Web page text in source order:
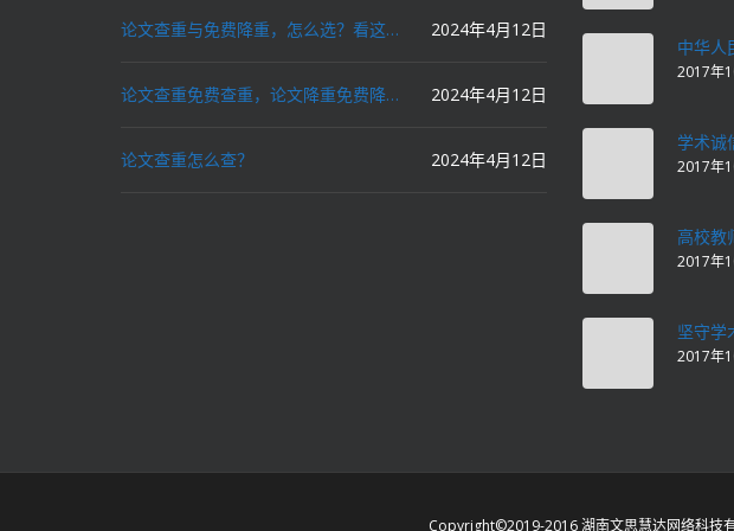
论文查重与免费降重，怎么选？看这里就对了！ 2024年4月12日
论文查重免费查重，论文降重免费降重，机器降重，人工降重，降低AIGC写作率，ai写论文，都要选论文狗和paperdog以及文思慧达！ 2024年4月12日
论文查重怎么查？ 2024年4月12日
中华人
2017年
学术诚
2017年
高校教
2017年
坚守学
2017年
Copyright©2019-2016 湖南文思慧达网络科技